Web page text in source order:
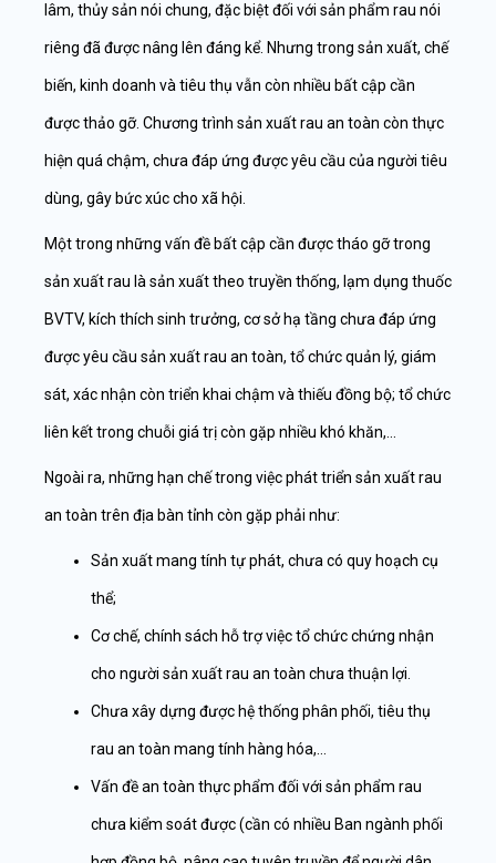
lâm, thủy sản nói chung, đặc biệt đối với sản phẩm rau nói
riêng đã được nâng lên đáng kể. Nhưng trong sản xuất, chế
biến, kinh doanh và tiêu thụ vẫn còn nhiều bất cập cần
được thảo gỡ. Chương trình sản xuất rau an toàn còn thực
hiện quá chậm, chưa đáp ứng được yêu cầu của người tiêu
dùng, gây bức xúc cho xã hội.
Một trong những vấn đề bất cập cần được tháo gỡ trong
sản xuất rau là sản xuất theo truyền thống, lạm dụng thuốc
BVTV, kích thích sinh trưởng, cơ sở hạ tầng chưa đáp ứng
được yêu cầu sản xuất rau an toàn, tổ chức quản lý, giám
sát, xác nhận còn triển khai chậm và thiếu đồng bộ; tổ chức
liên kết trong chuỗi giá trị còn gặp nhiều khó khăn,…
Ngoài ra, những hạn chế trong việc phát triển sản xuất rau
an toàn trên địa bàn tỉnh còn gặp phải như:
Sản xuất mang tính tự phát, chưa có quy hoạch cụ
thể;
Cơ chế, chính sách hỗ trợ việc tổ chức chứng nhận
cho người sản xuất rau an toàn chưa thuận lợi.
Chưa xây dựng được hệ thống phân phối, tiêu thụ
rau an toàn mang tính hàng hóa,…
Vấn đề an toàn thực phẩm đối với sản phẩm rau
chưa kiểm soát được (cần có nhiều Ban ngành phối